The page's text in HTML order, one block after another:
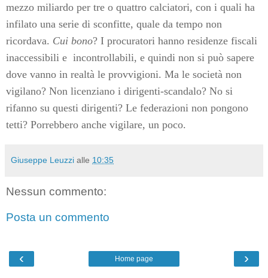
mezzo miliardo per tre o quattro calciatori, con i quali ha
infilato una serie di sconfitte, quale da tempo non
ricordava. Cui bono? I procuratori hanno residenze fiscali
inaccessibili e incontrollabili, e quindi non si può sapere
dove vanno in realtà le provvigioni. Ma le società non
vigilano? Non licenziano i dirigenti-scandalo? No si
rifanno su questi dirigenti? Le federazioni non pongono
tetti? Porrebbero anche vigilare, un poco.
Giuseppe Leuzzi alle 10:35
Nessun commento:
Posta un commento
‹ ›
Home page